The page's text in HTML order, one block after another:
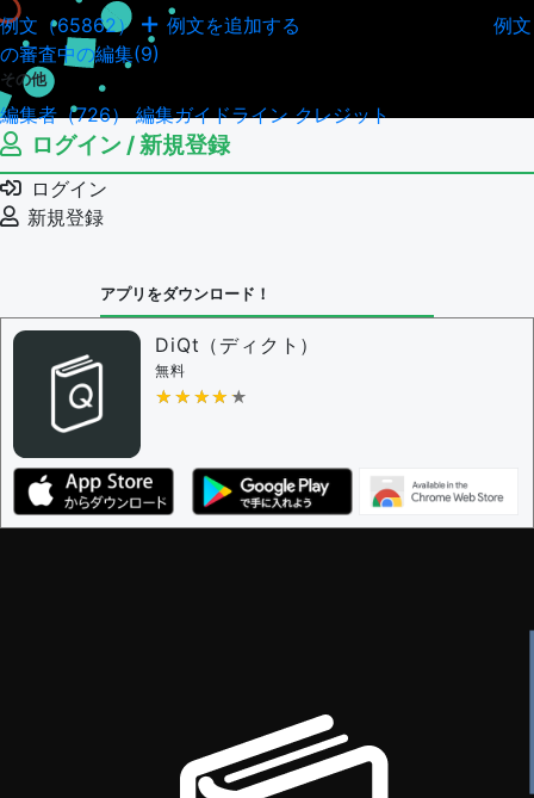
例文（65862） 例文を追加する
例文
の審査中の編集(9)
その他
編集者（726）編集ガイドラインクレジット
ログイン / 新規登録
ログイン
新規登録
アプリをダウンロード！
DiQt（ディクト）
無料
★★★★★
★★★★★